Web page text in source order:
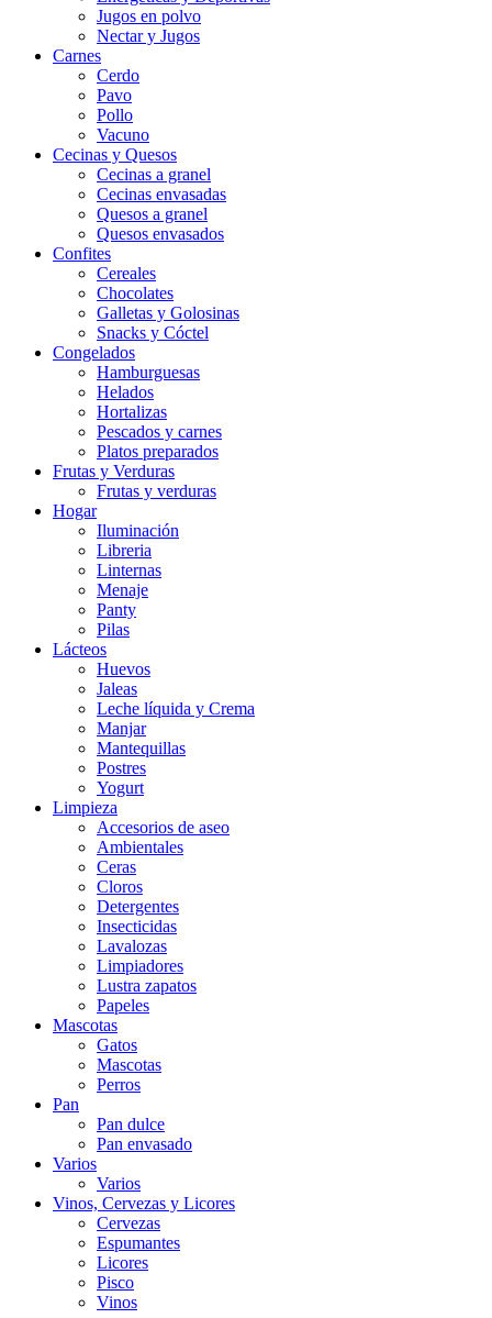
Jugos en polvo
Nectar y Jugos
Carnes
Cerdo
Pavo
Pollo
Vacuno
Cecinas y Quesos
Cecinas a granel
Cecinas envasadas
Quesos a granel
Quesos envasados
Confites
Cereales
Chocolates
Galletas y Golosinas
Snacks y Cóctel
Congelados
Hamburguesas
Helados
Hortalizas
Pescados y carnes
Platos preparados
Frutas y Verduras
Frutas y verduras
Hogar
Iluminación
Libreria
Linternas
Menaje
Panty
Pilas
Lácteos
Huevos
Jaleas
Leche líquida y Crema
Manjar
Mantequillas
Postres
Yogurt
Limpieza
Accesorios de aseo
Ambientales
Ceras
Cloros
Detergentes
Insecticidas
Lavalozas
Limpiadores
Lustra zapatos
Papeles
Mascotas
Gatos
Mascotas
Perros
Pan
Pan dulce
Pan envasado
Varios
Varios
Vinos, Cervezas y Licores
Cervezas
Espumantes
Licores
Pisco
Vinos